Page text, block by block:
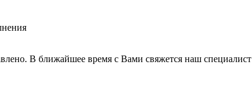
В ближайшее время с Вами свяжется наш специалист